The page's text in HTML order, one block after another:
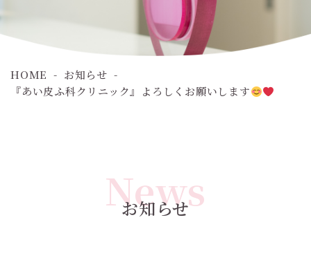
HOME
お知らせ
『あい皮ふ科クリニック』よろしくお願いします
News
お知らせ